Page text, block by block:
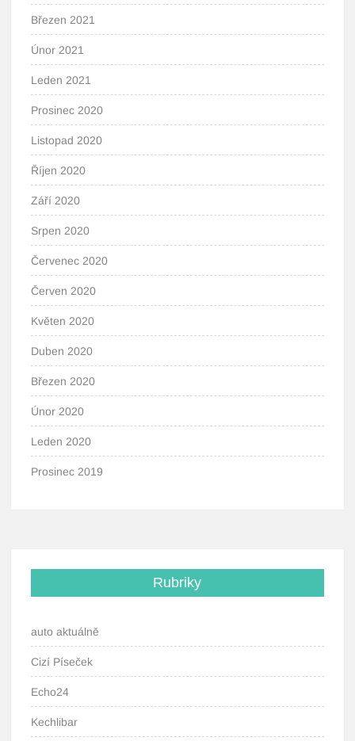
Březen 2021
Únor 2021
Leden 2021
Prosinec 2020
Listopad 2020
Říjen 2020
Září 2020
Srpen 2020
Červenec 2020
Červen 2020
Květen 2020
Duben 2020
Březen 2020
Únor 2020
Leden 2020
Prosinec 2019
Rubriky
auto aktuálně
Cizí Píseček
Echo24
Kechlibar